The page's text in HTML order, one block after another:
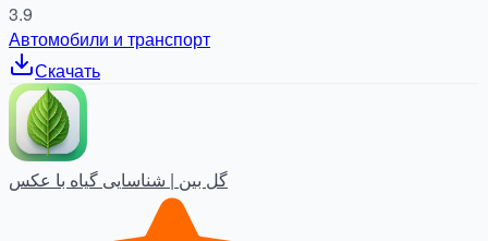
3.9
Автомобили и транспорт
Скачать
گل بین | شناسایی گیاه با عکس